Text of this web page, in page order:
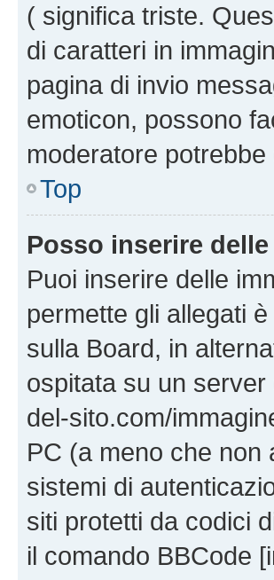
( significa triste.
di caratteri in
pagina di invio
emoticon, possono
moderatore
Top
Posso inserire
Puoi inserire delle
permette gli allegati
sulla Board, in
ospitata su un
del-sito.com/
PC (a meno che non
sistemi di
siti protetti da codici
il comando BBCode